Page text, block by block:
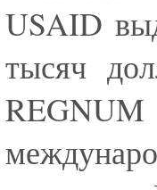
USAID
тысяч